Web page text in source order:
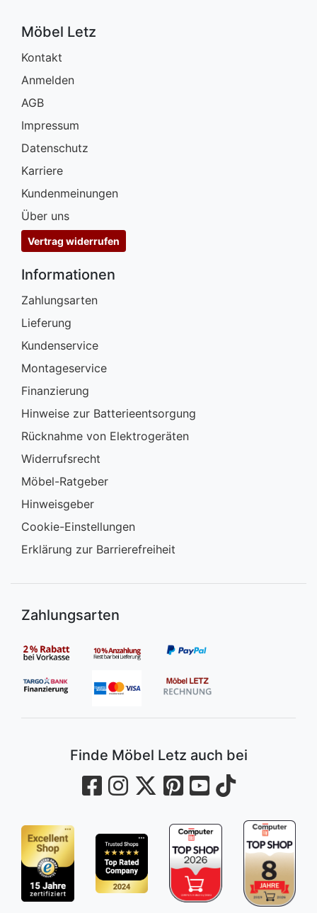
Möbel Letz
Kontakt
Anmelden
AGB
Impressum
Datenschutz
Karriere
Kundenmeinungen
Über uns
Vertrag widerrufen
Informationen
Zahlungsarten
Lieferung
Kundenservice
Montageservice
Finanzierung
Hinweise zur Batterieentsorgung
Rücknahme von Elektrogeräten
Widerrufsrecht
Möbel-Ratgeber
Hinweisgeber
Cookie-Einstellungen
Erklärung zur Barrierefreiheit
Zahlungsarten
Finde Möbel Letz auch bei